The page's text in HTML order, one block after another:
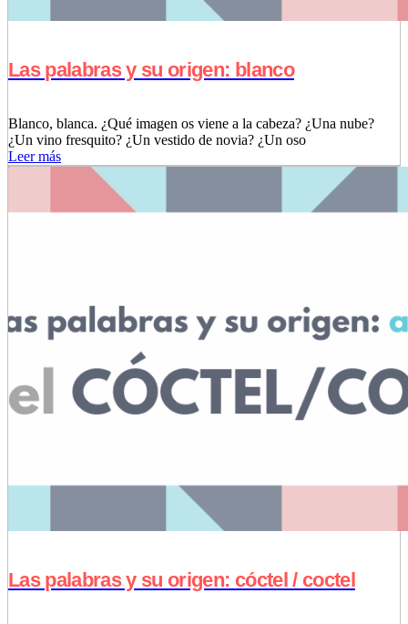
Las palabras y su origen: blanco
Blanco, blanca. ¿Qué imagen os viene a la cabeza? ¿Una nube?
¿Un vino fresquito? ¿Un vestido de novia? ¿Un oso
Leer más
Las palabras y su origen: cóctel / coctel